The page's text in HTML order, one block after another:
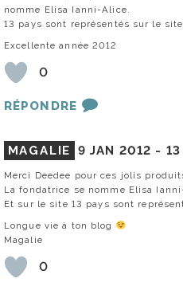
nomme Elisa Ianni-Alice.
13 pays sont représentés sur le
Excellente année 2012
0
RÉPONDRE
MAGALIE 9 JAN 2012 -
Merci Deedee pour ces jolis
La fondatrice se nomme Elisa
Et sur le site 13 pays sont
Longue vie à ton blog
Magalie
0